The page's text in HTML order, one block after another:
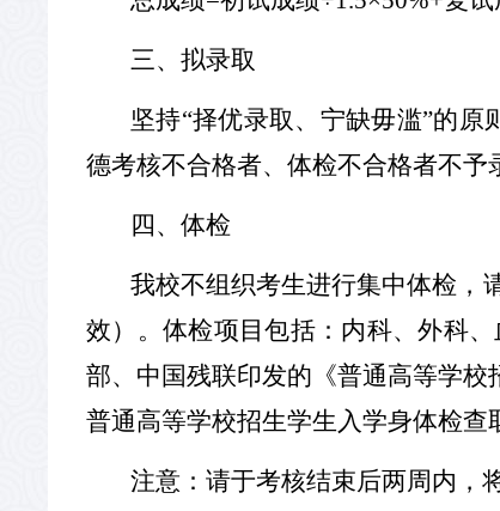
三、拟录取
坚持“择优录取、宁缺毋滥”的
德考核不合格者、体检不合格者不予
四、体检
我校不组织考生进行集中体检，
效）。体检项目包括：内科、外科
部、中国残联印发的《普通高等学
普通高等学校招生学生入学身体检
注意：请于考核结束后两周内，